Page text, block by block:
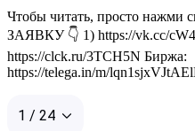
Чтобы читать, просто
ЗАЯВКУ 👇 1) https://vk.cc/
https://clck.ru/3TCH5N Биржа:
https://telega.in/m/
1 / 24